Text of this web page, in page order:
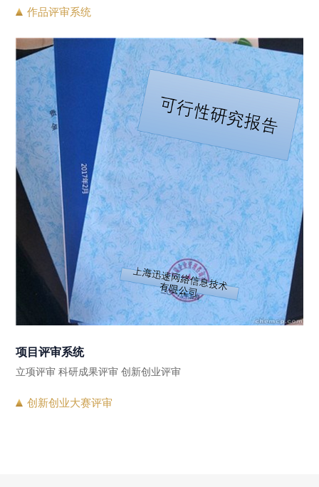
作品评审系统
项目评审系统
立项评审 科研成果评审 创新创业评审
创新创业大赛评审